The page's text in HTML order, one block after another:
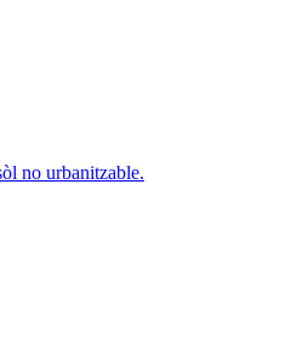
no urbanitzable.